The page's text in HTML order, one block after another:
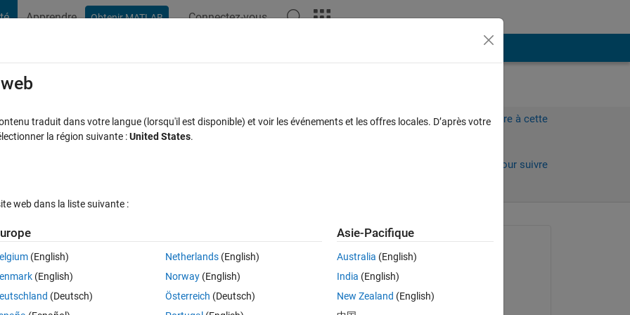
Apprendre Obtenir MATLAB Connectez-vous
to be executable on Linux x86_64?
Connectez-vous pour répondre à cette
Connectez-vous pour suivre
compiler, but I can't see there any option how to run the compilation
Stepan Subik
le 20 Mar 2020
traduit dans votre langue (lorsqu'il est disponible) et voir les événements et les offres locales. D’après votre
la région suivante :United States.
web dans la liste suivante :
(English)
(English)
(Deutsch)
Netherlands(English)
Norway(English)
Österreich (Deutsch)
Asie-Pacifique
Australia (English)
India (English)
New Zealand (English)